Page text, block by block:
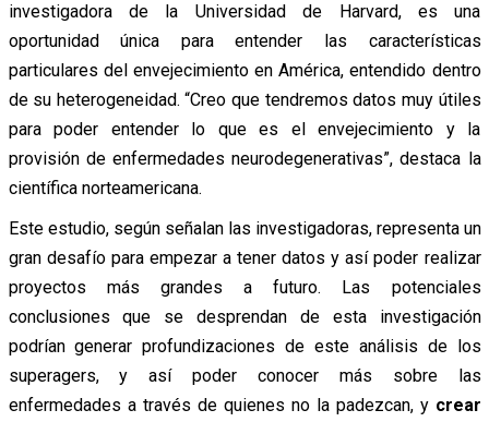
investigadora de la Universidad de Harvard, es una
oportunidad única para entender las características
particulares del envejecimiento en América, entendido dentro
de su heterogeneidad. “Creo que tendremos datos muy útiles
para poder entender lo que es el envejecimiento y la
provisión de enfermedades neurodegenerativas”, destaca la
científica norteamericana.
Este estudio, según señalan las investigadoras, representa un
gran desafío para empezar a tener datos y así poder realizar
proyectos más grandes a futuro. Las potenciales
conclusiones que se desprendan de esta investigación
podrían generar profundizaciones de este análisis de los
superagers, y así poder conocer más sobre las
enfermedades a través de quienes no la padezcan, y crear